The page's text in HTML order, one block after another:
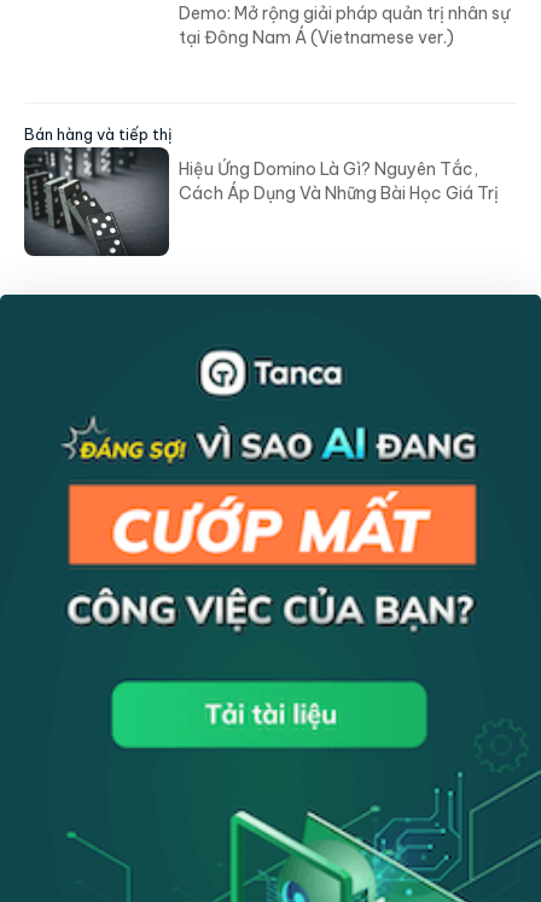
Demo: Mở rộng giải pháp quản trị nhân sự
tại Đông Nam Á (Vietnamese ver.)
Bán hàng và tiếp thị
Hiệu Ứng Domino Là Gì? Nguyên Tắc,
Cách Áp Dụng Và Những Bài Học Giá Trị